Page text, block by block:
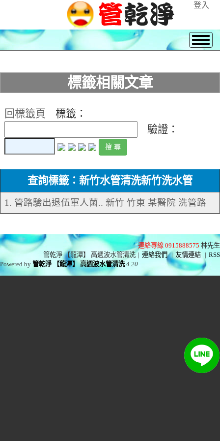
登入
標籤相關文章
回標籤頁
標籤：
驗證：
查詢標籤：新竹水管清洗新竹洗水管
1. 管路驗出退伍軍人菌.. 新竹 竹東 某醫院 洗管路
連絡專線 0915888575 林先生
管乾淨 【龍潭】 高週波水管清洗 | 連絡我們 | 友情連結 | RSS
Powered by管乾淨 【龍潭】 高週波水管清洗 4.20